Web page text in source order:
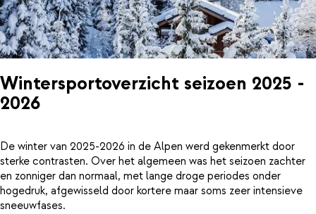
Wintersportoverzicht seizoen 2025 -
2026
De winter van 2025-2026 in de Alpen werd gekenmerkt door
sterke contrasten. Over het algemeen was het seizoen zachter
en zonniger dan normaal, met lange droge periodes onder
hogedruk, afgewisseld door kortere maar soms zeer intensieve
sneeuwfases.